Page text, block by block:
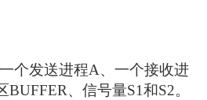
个发送进程A、一个接收进
、信号量S1和S2。